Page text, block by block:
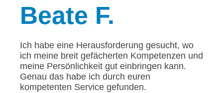
Beate F.
Ich habe eine Herausforderung gesucht, wo
ich meine breit gefächerten Kompetenzen und
meine Persönlichkeit gut einbringen kann.
Genau das habe ich durch euren
kompetenten Service gefunden.